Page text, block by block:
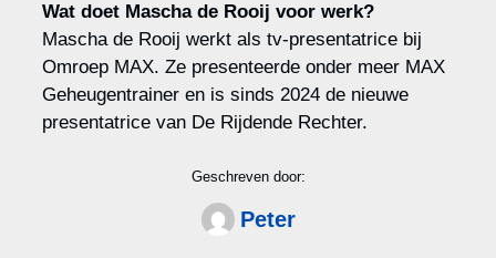
Geschreven door:
Peter
Wat doet Mascha de Rooij voor werk?
Mascha de Rooij werkt als tv-presentatrice bij
Omroep MAX. Ze presenteerde onder meer MAX
Geheugentrainer en is sinds 2024 de nieuwe
presentatrice van De Rijdende Rechter.